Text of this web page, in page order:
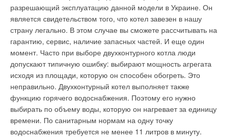
разрешающий эксплуатацию данной модели в Украине. Он
является свидетельством того, что котел завезен в нашу
страну легально. В этом случае вы сможете рассчитывать на
гарантию, сервис, наличие запасных частей. И еще один
момент. Часто при выборе двухконтурного котла люди
допускают типичную ошибку: выбирают мощность агрегата
исходя из площади, которую он способен обогреть. Это
неправильно. Двухконтурный котел выполняет также
функцию горячего водоснабжения. Поэтому его нужно
выбирать по объему воды, которую он нагревает за единицу
времени. По санитарным нормам на одну точку
водоснабжения требуется не менее 11 литров в минуту.